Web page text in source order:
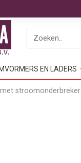
EN LADERS
stroomonderbreker